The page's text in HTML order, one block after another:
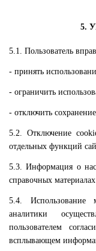
5.
5.1. Пользователь
- принять
- ограничить
- отключить
5.2. Отключение
отдельных функций
5.3. Информация о
справочных
5.4. Использование
аналитики
пользователем
всплывающем